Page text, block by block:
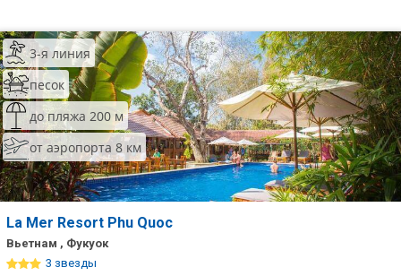
3-я линия
песок
до пляжа 200 м
от аэропорта 8 км
La Mer Resort Phu Quoc
Вьетнам , Фукуок
3 звезды